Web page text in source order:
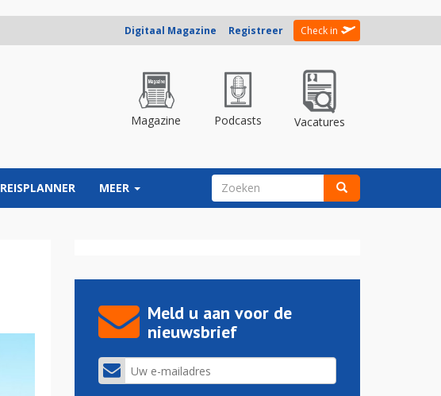
Digitaal Magazine Registreer Check in
Magazine Podcasts Vacatures
REISPLANNER MEER ZOEKVELD
Meld u aan voor de
nieuwsbrief